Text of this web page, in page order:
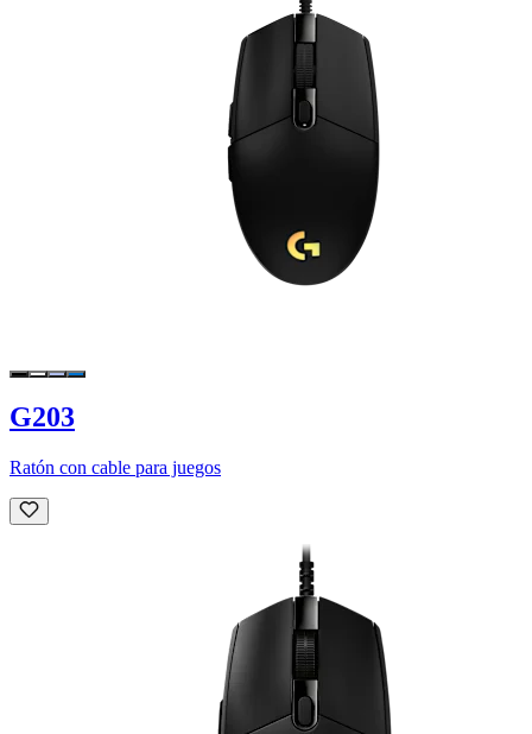
G203
Ratón con cable para juegos